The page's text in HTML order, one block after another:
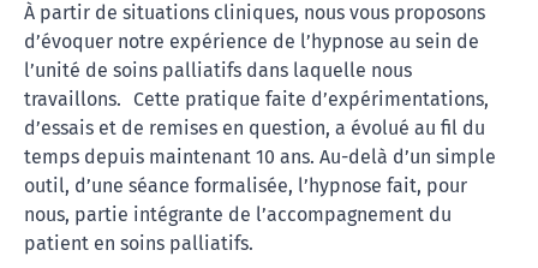
À partir de situations cliniques, nous vous proposons
d’évoquer notre expérience de l’hypnose au sein de
l’unité de soins palliatifs dans laquelle nous
travaillons. Cette pratique faite d’expérimentations,
d’essais et de remises en question, a évolué au fil du
temps depuis maintenant 10 ans. Au-delà d’un simple
outil, d’une séance formalisée, l’hypnose fait, pour
nous, partie intégrante de l’accompagnement du
patient en soins palliatifs.